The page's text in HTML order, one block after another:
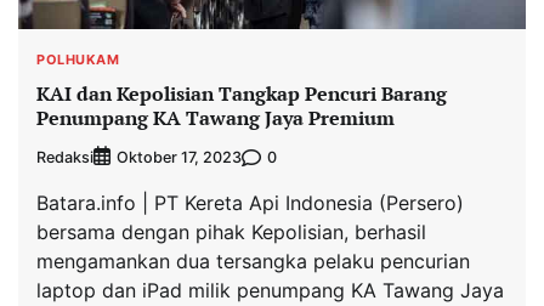
POLHUKAM
KAI dan Kepolisian Tangkap Pencuri Barang
Penumpang KA Tawang Jaya Premium
Redaksi Oktober 17, 2023 0
Batara.info | PT Kereta Api Indonesia (Persero)
bersama dengan pihak Kepolisian, berhasil
mengamankan dua tersangka pelaku pencurian
laptop dan iPad milik penumpang KA Tawang Jaya